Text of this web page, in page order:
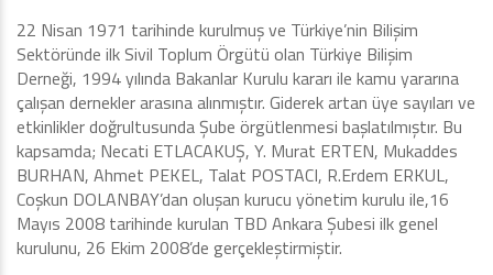
22 Nisan 1971 tarihinde kurulmuş ve Türkiye’nin Bilişim
Sektöründe ilk Sivil Toplum Örgütü olan Türkiye Bilişim
Derneği, 1994 yılında Bakanlar Kurulu kararı ile kamu yararına
çalışan dernekler arasına alınmıştır. Giderek artan üye sayıları ve
etkinlikler doğrultusunda Şube örgütlenmesi başlatılmıştır. Bu
kapsamda; Necati ETLACAKUŞ, Y. Murat ERTEN, Mukaddes
BURHAN, Ahmet PEKEL, Talat POSTACI, R.Erdem ERKUL,
Coşkun DOLANBAY’dan oluşan kurucu yönetim kurulu ile,16
Mayıs 2008 tarihinde kurulan TBD Ankara Şubesi ilk genel
kurulunu, 26 Ekim 2008’de gerçekleştirmiştir.